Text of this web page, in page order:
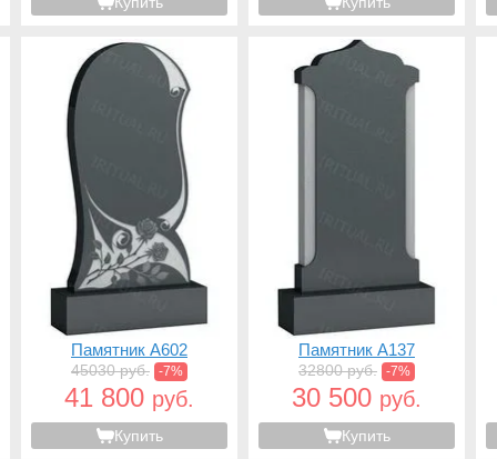
Памятник A602
45030 руб. -7%
41 800 руб.
Купить
Памятник A137
32800 руб. -7%
30 500 руб.
Купить